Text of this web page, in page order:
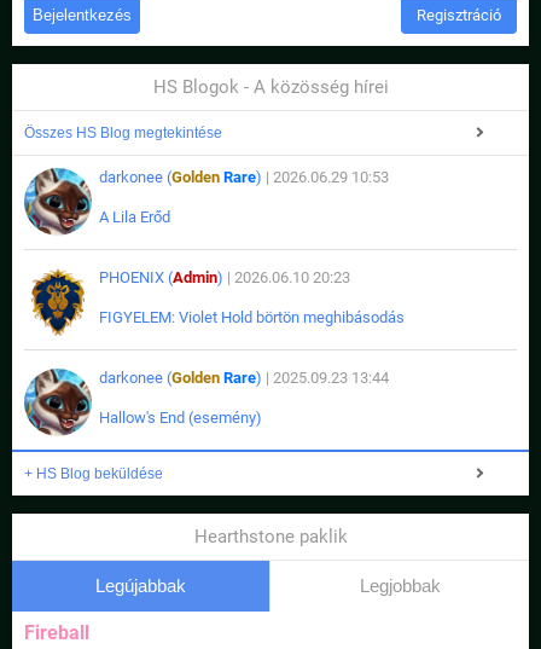
Regisztráció
HS Blogok - A közösség hírei
Összes HS Blog megtekintése
darkonee (Golden Rare) | 2026.06.29 10:53
A Lila Erőd
PHOENIX (Admin) | 2026.06.10 20:23
FIGYELEM: Violet Hold börtön meghibásodás
darkonee (Golden Rare) | 2025.09.23 13:44
Hallow's End (esemény)
+ HS Blog beküldése
Hearthstone paklik
Legújabbak Legjobbak
Fireball